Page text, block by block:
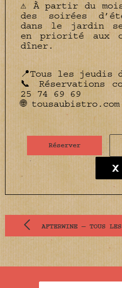
⚠️ À partir du
des soirées
dans le jardin
en priorité aux
dîner.
📍Tous les jeudis
📞 Réservations
25 74 69 69
🌐 tousaubistro.com
Réserver
AFTERWINE — TOUS